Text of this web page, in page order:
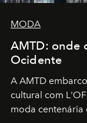
MODA
AMTD: onde
Ocidente
A AMTD
cultural com
moda centenária